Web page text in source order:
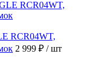
RCR04WT,
2 999 ₽ / шт